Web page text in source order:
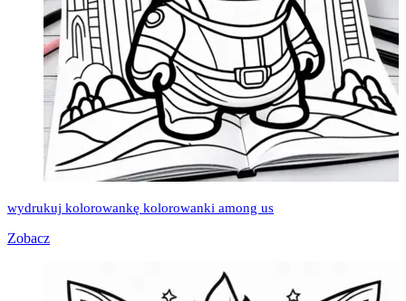
wydrukuj kolorowankę kolorowanki among us
Zobacz